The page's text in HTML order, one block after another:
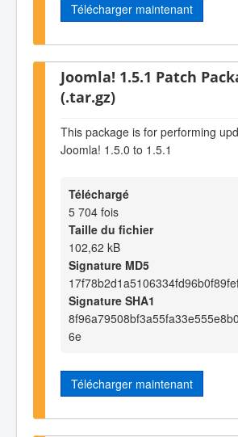
Télécharger maintenant
Joomla! 1.5.1 Patch
(.tar.gz)
This package is for performing
Joomla! 1.5.0 to 1.5.1
Téléchargé
5 704 fois
Taille du fichier
102,62 kB
Signature MD5
Signature SHA1
6e
Télécharger maintenant